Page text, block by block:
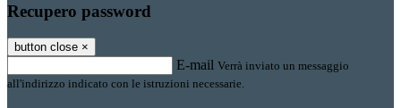
Recupero password
button close ×
E-mail Verrà inviato un messaggio
all'indirizzo indicato con le istruzioni necessarie.